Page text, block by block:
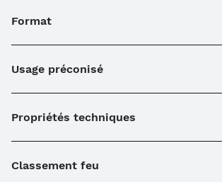
Format
Usage préconisé
Propriétés techniques
Classement feu